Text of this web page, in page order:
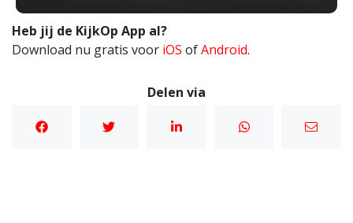
Heb jij de KijkOp App al?
Download nu gratis voor iOS ofAndroid.
Delen via